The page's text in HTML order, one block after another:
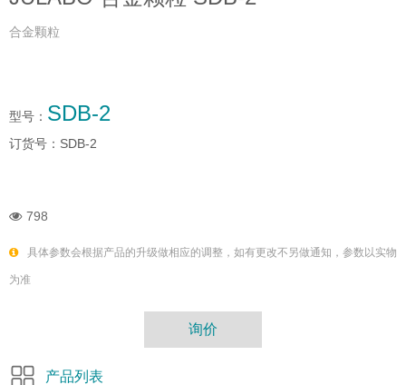
合金颗粒
型号： SDB-2
订货号： SDB-2
798
具体参数会根据产品的升级做相应的调整，如有更改不另做通知，参数以实物
为准
询价
产品列表